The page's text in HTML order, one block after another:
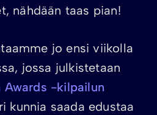
nähdään taas pian!
jo ensi viikolla
jossa julkistetaan
Awards -kilpailun
kunnia saada edustaa